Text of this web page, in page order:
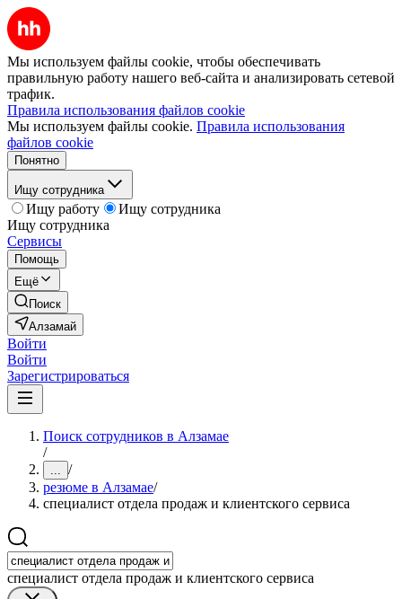
Мы используем файлы cookie, чтобы обеспечивать
правильную работу нашего веб-сайта и анализировать сетевой
трафик.
Правила использования файлов cookie
Мы используем файлы cookie. Правила использования
файлов cookie
Понятно
Ищу сотрудника
Ищу работу
Ищу сотрудника
Ищу сотрудника
Сервисы
Помощь
Ещё
Поиск
Алзамай
Войти
Войти
Зарегистрироваться
Поиск сотрудников в Алзамае
/
... /
резюме в Алзамае/
специалист отдела продаж и клиентского сервиса
специалист отдела продаж и клиентского сервиса